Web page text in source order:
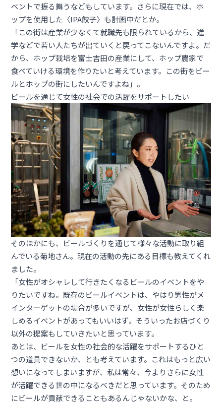
ベントで振る舞うなどもしています。さらに現在では、ホ
ップを使用した〈IPA餃子〉も計画中だとか。
「この街は産業が少なくて就職先も限られているから、進
学などで若い人たちが出ていくと戻ってこないんですよ。だ
から、ホップ栽培を富士吉田の産業にして、ホップ農家で
食べていける環境を作りたいと考えています。この街をビー
ルとホップの街にしたいんですよね」。
ビールを通じて女性の社会での活躍をサポートしたい
そのほかにも、ビールづくりを通じて様々な活動に取り組
んでいる菊地さん。現在の活動の先にある目標も教えてくれ
ました。
「女性がオシャレして行きたくなるビールのイベントをや
りたいですね。既存のビールイベントは、やはり男性がメ
インターゲットの場合が多いですが、女性が女性らしく楽
しめるイベントがあってもいいはず。そういったお店づくり
以外の提案もしていきたいと思っています。
あとは、ビールを女性の社会的な活躍をサポートするひと
つの道具できないか、とも考えています。これはもっと広い
想いになってしまいますが、私は常々、今よりさらに女性
が活躍できる世の中になるべきだと思っています。そのため
にビールが貢献できることもあるんじゃないかな、と。